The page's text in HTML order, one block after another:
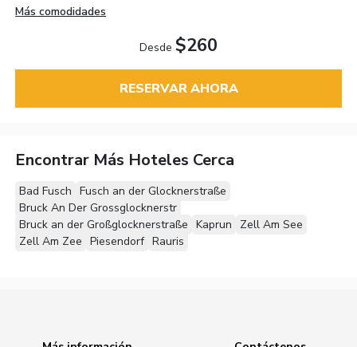
Más comodidades
Desde $260
RESERVAR AHORA
Encontrar Más Hoteles Cerca
Bad Fusch Fusch an der Glocknerstraße
Bruck An Der Grossglocknerstr
Bruck an der Großglocknerstraße Kaprun
Zell Am See
Zell Am Zee Piesendorf Rauris